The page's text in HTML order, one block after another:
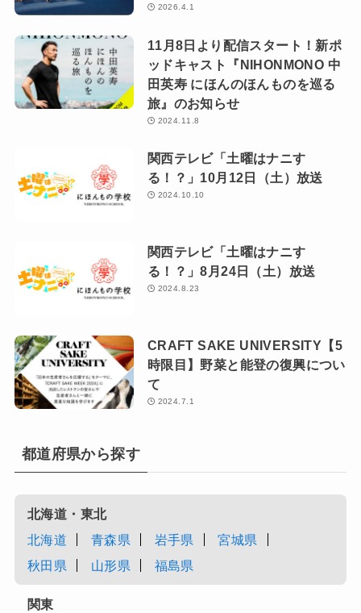
2026.4.1
11月8日より配信スタート！新ポ
ッドキャスト『NIHONMONO 中
田英寿 にほんのほんものを巡る
旅』のお知らせ
2024.11.8
関西テレビ「土曜はナニす
る！？」10月12日（土）放送
2024.10.10
関西テレビ「土曜はナニす
る！？」8月24日（土）放送
2024.8.23
CRAFT SAKE UNIVERSITY【5
時限目】野菜と能登の復興につい
て
2024.7.1
都道府県から探す
北海道・東北
北海道
青森県 岩手県
宮城県
秋田県
山形県 福島県
関東